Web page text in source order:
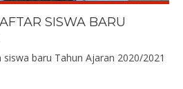
SISWA BARU
baru Tahun Ajaran 2020/2021